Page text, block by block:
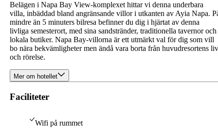
Belägen i Napa Bay View-komplexet hittar vi denna underbara
villa, inbäddad bland angränsande villor i utkanten av Ayia Napa.
mindre än 5 minuters bilresa befinner du dig i hjärtat av denna
livliga semesterort, med sina sandstränder, traditionella tavernor och
lokala butiker. Napa Bay-villorna är ett utmärkt val för dig som vill
bo nära bekvämligheter men ändå vara borta från huvudresortens liv
och rörelse.
Mer om hotellet
Faciliteter
Wifi på rummet